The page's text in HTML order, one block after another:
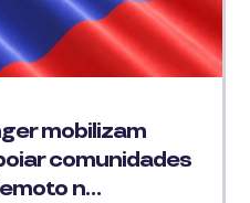
mobilizam
comunidades
n…